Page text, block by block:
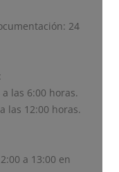
24
las 6:00 horas.
las 12:00 horas.
a 13:00 en